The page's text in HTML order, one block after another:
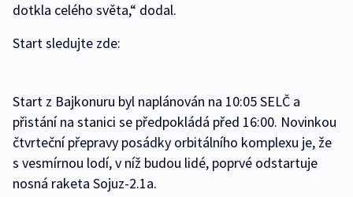
dotkla celého světa,“ dodal.
Start sledujte zde:
Start z Bajkonuru byl naplánován na 10:05 SELČ a
přistání na stanici se předpokládá před 16:00. Novinkou
čtvrteční přepravy posádky orbitálního komplexu je, že
s vesmírnou lodí, v níž budou lidé, poprvé odstartuje
nosná raketa Sojuz-2.1a.